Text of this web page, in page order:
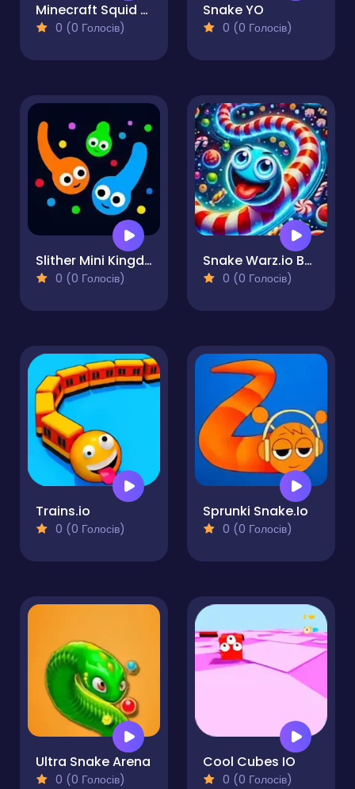
Minecraft Squid Game Worm.io
0 (0 Голосів)
Snake YO
0 (0 Голосів)
Slither Mini Kingdom
0 (0 Голосів)
Snake Warz.io Battle Royale Slither Game
0 (0 Голосів)
Trains.io
0 (0 Голосів)
Sprunki Snake.Io
0 (0 Голосів)
Ultra Snake Arena
0 (0 Голосів)
Cool Cubes IO
0 (0 Голосів)